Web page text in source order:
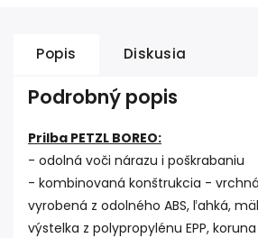
Popis Diskusia
Podrobný popis
Prilba PETZL BOREO:
- odolná voči nárazu i poškrabaniu
- kombinovaná konštrukcia -
vyrobená z odolného ABS, ľahká,
výstelka z polypropylénu EPP,